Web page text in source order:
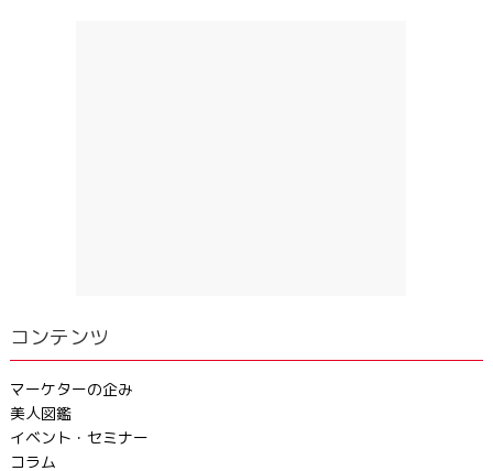
コンテンツ
マーケターの企み
美人図鑑
イベント・セミナー
コラム